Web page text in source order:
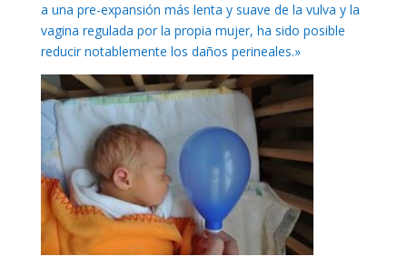
a una pre-expansión más lenta y suave de la vulva y la
vagina regulada por la propia mujer, ha sido posible
reducir notablemente los daños perineales.»